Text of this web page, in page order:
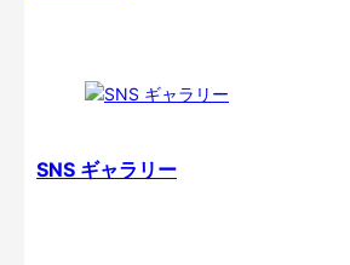
SNS ギャラリー